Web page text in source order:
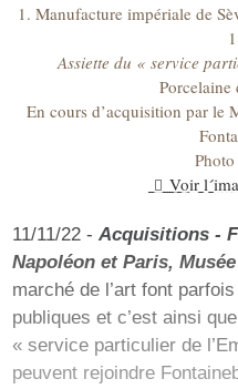
1. Manufacture impériale de
Assiette du « service
Porcelaine
En cours d’acquisition par le
Voir
11/11/22 -Acquisitions -
Napoléon et Paris,
marché de l’art font
publiques et c’est ainsi
« service particulier de
peuvent rejoindre